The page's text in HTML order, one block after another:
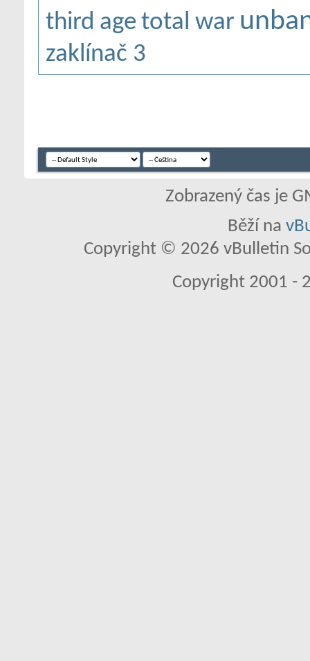
third age total war
zaklínač 3
Zobrazený čas je
Běží na
Copyright © 2026 vBulletin
Copyright 2001 -